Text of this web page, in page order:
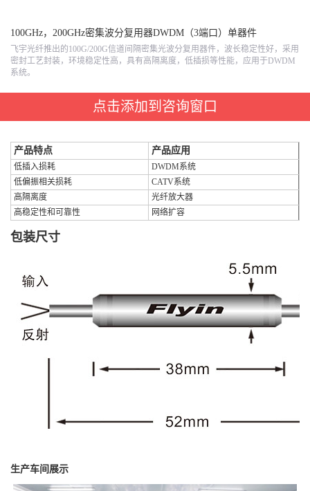
100GHz，200GHz密集波分复用器DWDM（3端口）单器件
飞宇光纤推出的100G/200G信道间隔密集光波分复用器件，波长稳定性好，采用
密封工艺封装，环境稳定性高，具有高隔离度，低插损等性能，应用于DWDM
系统。
点击添加到咨询窗口
产品特点 产品应用
低插入损耗
DWDM系统
低偏振相关损耗
CATV系统
高隔离度
光纤放大器
高稳定性和可靠性
网络扩容
包装尺寸
生产车间展示